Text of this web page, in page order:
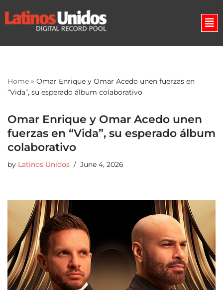
Skip
Home » Omar Enrique y Omar Acedo unen fuerzas en
“Vida”, su esperado álbum colaborativo
Omar Enrique y Omar Acedo unen
fuerzas en “Vida”, su esperado álbum
colaborativo
by Latinos Unidos June 4, 2026